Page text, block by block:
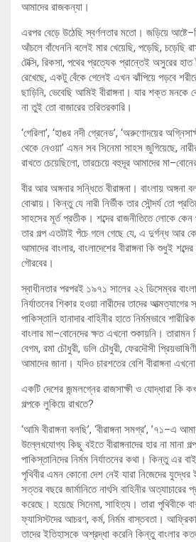
আমাদের রাজকন্যা।
এরপর বেড়ে উঠেছি স্বর্ণলতার মতো। জড়িয়ে
আঁচলে বাঁধেননি বলেই মার খেয়েছি, পড়েছি, চড়েছি
টেক্সি, রিকসা, পথের প্রত্যেক প্রান্তেই অসুরের হাত
রেখেছে, একটু বেঁকে গেলেই এখন ঝাঁপিয়ে পড়বে
ছাড়িনি, ভেবেছি আমিই বীরাঙ্গনা। যার শক্ত মনকে
না তুই তো বাজারের তরিতরকারি।
‘গেরিলা’, ‘হাঙর নদী গ্রেনেড’, ‘অরুণোদয়ের
থেকে নেওয়া’ এমন সব সিনেমা সাহস জুগিয়েছে,
রাখতে চেয়েছিলো, তারচেয়ে বহুদূর আমাদের
বীর আর অঙ্গনার সন্ধিতে বীরাঙ্গনা। বাংলায় অঙ্গনা
বোঝায়। কিন্তু যে নারী নির্ভীক তার সৌন্দর্য তো
সাহসের মূর্ত প্রতীক। শব্দের রাজনীতিতে লোকে
তার গল্প এতটাই পঁচে গলে গেছে যে, এ দুর্গন্ধ আর
আমাদের বাংলার, বাংলাদেশের বীরাঙ্গনা কি শুধুই
গৌরবের।
স্বাধীনতার পরপরই ১৯৭১ সালের ২২ ডিসেম্বর
নির্যাতনের শিকার হওয়া নারীদের তাদের আত্মত্যাগের
পাকিস্তানি হানাদার বাহিনীর হাতে নির্মমভাবে
বাংলার মা–বোনেদের ক্ষত এখনো শুকায়নি। তারামন
বেগম, রমা চৌধুরী, ডলি চৌধুরী, ফেরদৌসী
আমাদের জানা। যদিও চারশতের বেশি বীরাঙ্গনা এখনো
একটি দেশের জন্মলগ্নের রাজসাক্ষী ও যোদ্ধারা কি
গল্পকে লুকিয়ে রাখতে?
‘আমি বীরাঙ্গনা বলছি’, ‘বীরাঙ্গনা সমগ্র’, ’৭১–এ
উল্লেখযোগ্য কিছু বইতে বীরাঙ্গনাদের হার না মানা
পাকিস্তানিদের নির্মম নির্যাতনের কথা। কিন্তু এর
পৃথিবীর এমন কোনো দেশ নেই যারা নিজেদের যুদ্ধের
সত্তর বছরে জার্মানিতে নাৎসি বাহিনীর অত্যাচারের
করেছে। হয়েছে সিনেমা, সাহিত্য। তারা পৃথিবীকে
ফ্যাসিস্টদের আচরণ, কর্ম, নির্মম বাস্তবতা।
তাদের ইতিহাসকে অশ্রদ্ধা করেনি কিন্তু বাংলার